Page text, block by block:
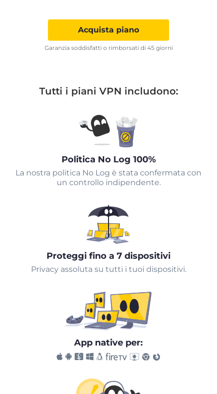
Acquista piano
Garanzia soddisfatti o rimborsati di 45 giorni
Tutti i piani VPN includono:
Politica No Log 100%
La nostra politica No Log è stata confermata con
un controllo indipendente.
Proteggi fino a 7 dispositivi
Privacy assoluta su tutti i tuoi dispositivi.
App native per: